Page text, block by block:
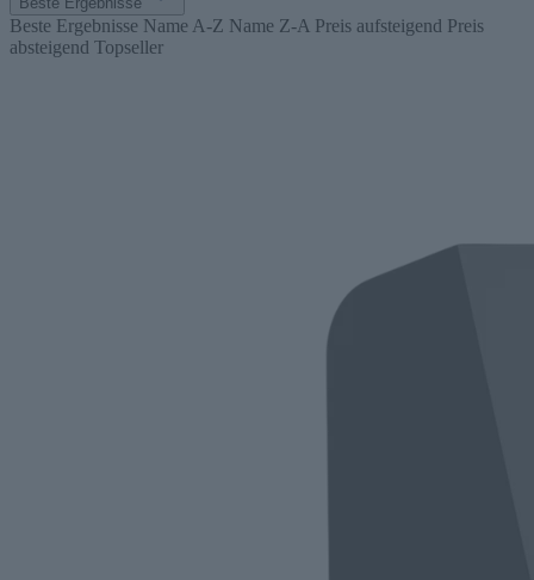
Beste Ergebnisse Name A-Z Name Z-A Preis aufsteigend Preis
absteigend Topseller